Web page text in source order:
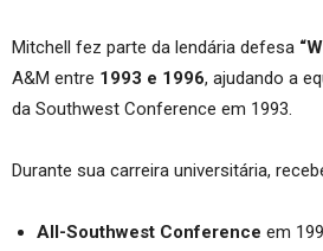
Mitchell fez parte da lendária defesa
A&M entre 1993 e 1996, ajudando a
da Southwest Conference em 1993.
Durante sua carreira universitária,
All-Southwest Conference em